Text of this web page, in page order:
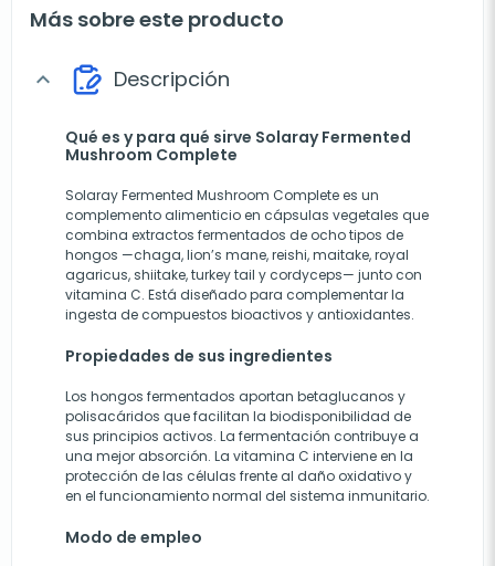
Más sobre este producto
expand_more Descripción
Qué es y para qué sirve Solaray Fermented
Mushroom Complete
Solaray Fermented Mushroom Complete es un
complemento alimenticio en cápsulas vegetales que
combina extractos fermentados de ocho tipos de
hongos —chaga, lion’s mane, reishi, maitake, royal
agaricus, shiitake, turkey tail y cordyceps— junto con
vitamina C. Está diseñado para complementar la
ingesta de compuestos bioactivos y antioxidantes.
Propiedades de sus ingredientes
Los hongos fermentados aportan betaglucanos y
polisacáridos que facilitan la biodisponibilidad de
sus principios activos. La fermentación contribuye a
una mejor absorción. La vitamina C interviene en la
protección de las células frente al daño oxidativo y
en el funcionamiento normal del sistema inmunitario.
Modo de empleo